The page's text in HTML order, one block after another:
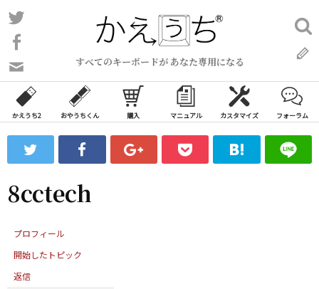
コ
ン
ン
ツ
ス
ッ
すべてのキーボードが あなた専用になる
い
合
わ
フ
ォ
ム
検
索:
かえうち2 おやうちくん 購入 マニュアル カスタマイズ フォーラム
8cctech
プロフィール
開始したトピック
返信